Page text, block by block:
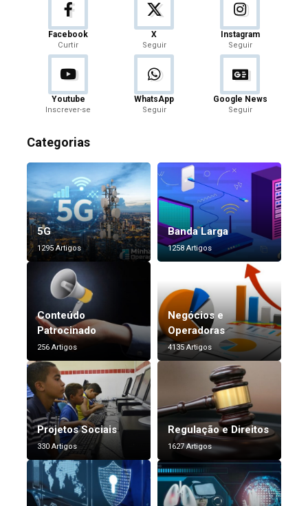
Facebook
Curtir
X
Seguir
Instagram
Seguir
Youtube
Inscrever-se
WhatsApp
Seguir
Google News
Seguir
Categorias
5G
1295 Artigos
Banda Larga
1258 Artigos
Conteúdo
Patrocinado
256 Artigos
Negócios e
Operadoras
4135 Artigos
Projetos Sociais
330 Artigos
Regulação e Direitos
1627 Artigos